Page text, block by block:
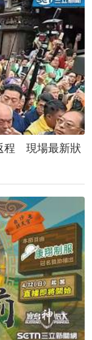
程 現場最新狀